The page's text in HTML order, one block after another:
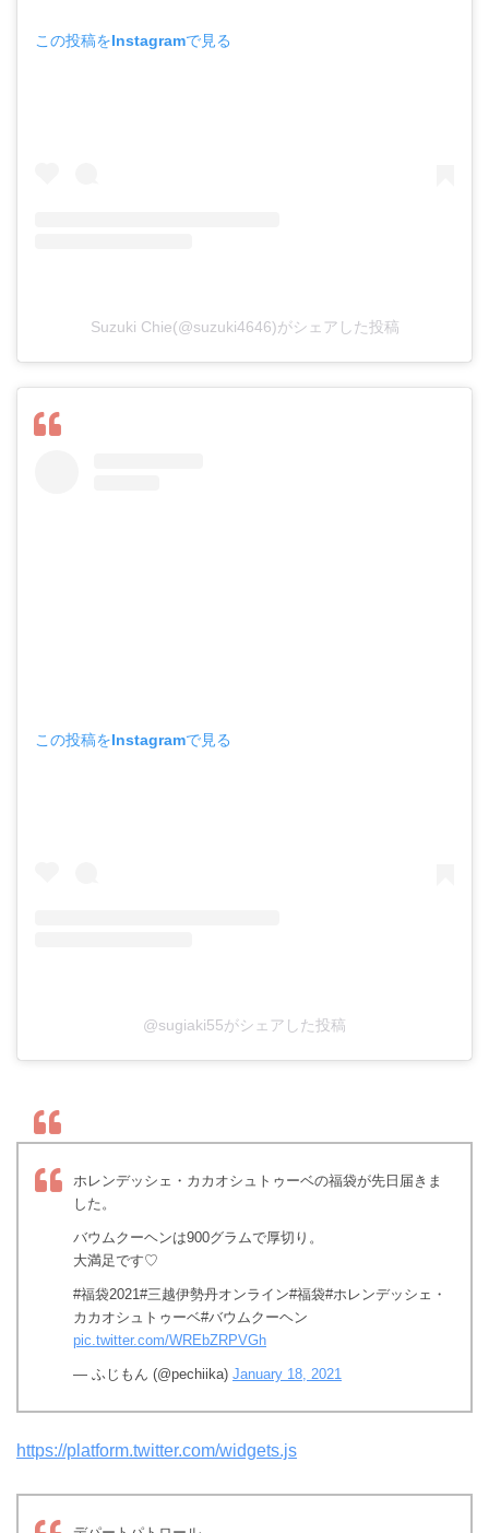
この投稿をInstagramで見る
Suzuki Chie(@suzuki4646)がシェアした投稿
この投稿をInstagramで見る
@sugiaki55がシェアした投稿
ホレンデッシェ・カカオシュトゥーベの福袋が先日届きま
した。
バウムクーヘンは900グラムで厚切り。
大満足です♡
#福袋2021#三越伊勢丹オンライン#福袋#ホレンデッシェ・
カカオシュトゥーベ#バウムクーヘン
pic.twitter.com/WREbZRPVGh
— ふじもん (@pechiika) January 18, 2021
https://platform.twitter.com/widgets.js